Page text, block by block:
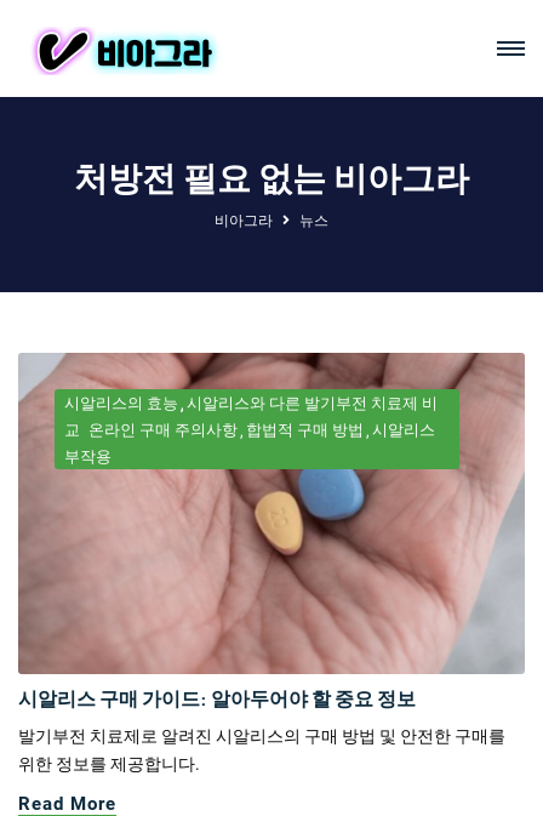
처방전 필요 없는 비아그라
비아그라 뉴스
시알리스의 효능 시알리스와 다른 발기부전 치료제 비
교 온라인 구매 주의사항 합법적 구매 방법 시알리스
부작용
시알리스 구매 가이드: 알아두어야 할 중요 정보
발기부전 치료제로 알려진 시알리스의 구매 방법 및 안전한 구매를
위한 정보를 제공합니다.
Read More